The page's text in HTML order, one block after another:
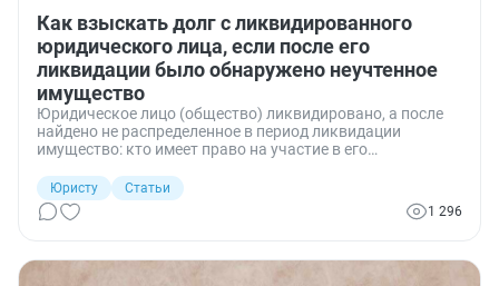
Как взыскать долг с ликвидированного
юридического лица, если после его
ликвидации было обнаружено неучтенное
имущество
Юридическое лицо (общество) ликвидировано, а после
найдено не распределенное в период ликвидации
имущество: кто имеет право на участие в его
необходимо учесть при его подаче.
Юристу
Статьи
1 296